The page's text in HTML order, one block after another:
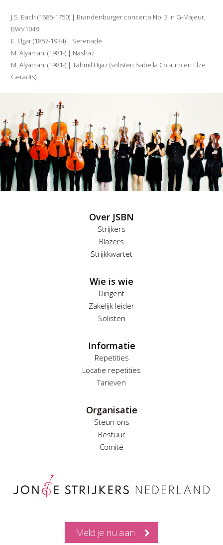
J.S. Bach (1685-1750) | Brandenburger concerto No. 3 in G-Majeur,
BWV1048
E. Elgar (1857-1934) | Serenade
M. Alyamani (1981-) | Nashaz
M. Alyamani (1981-) | Tahmil Hijaz (solisten Isabella Colauto en Elze
Geradts)
Over JSBN
Strijkers
Blazers
Strijkkwartet
Wie is wie
Dirigent
Zakelijk leider
Solisten
Informatie
Repetities
Locatie repetities
Tarieven
Organisatie
Steun ons
Bestuur
Comité
Meld je nu aan